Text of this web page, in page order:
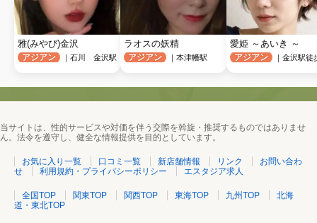
雅(みやび)金沢
アジアン ｜石川 金沢駅
ラオスの妖精
アジアン ｜本津幡駅
愛姫 ～あいき ～
アジアン ｜金沢駅徒
当サイトは、性的サービスや対価を伴う交際を斡旋・推奨するものではありませ
ん。法令を遵守し、健全な情報提供を目的としています。
お気に入り一覧 口コミ一覧 新店舗情報 リンク
お問い合わ
せ
利用規約・プライバシーポリシー エスタジア求人
全国TOP 関東TOP 関西TOP 東海TOP 九州TOP
北海
道・東北TOP